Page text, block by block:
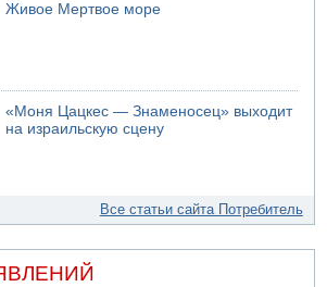
Живое Мертвое море
«Моня Цацкес — Знаменосец» выходит
на израильскую сцену
Все статьи сайта Потребитель